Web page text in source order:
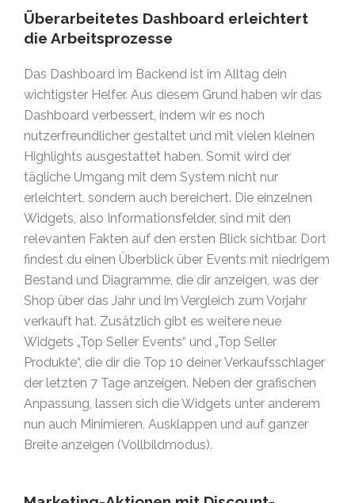
Überarbeitetes Dashboard erleichtert
die Arbeitsprozesse
Das Dashboard im Backend ist im Alltag dein
wichtigster Helfer. Aus diesem Grund haben wir das
Dashboard verbessert, indem wir es noch
nutzerfreundlicher gestaltet und mit vielen kleinen
Highlights ausgestattet haben. Somit wird der
tägliche Umgang mit dem System nicht nur
erleichtert, sondern auch bereichert. Die einzelnen
Widgets, also Informationsfelder, sind mit den
relevanten Fakten auf den ersten Blick sichtbar. Dort
findest du einen Überblick über Events mit niedrigem
Bestand und Diagramme, die dir anzeigen, was der
Shop über das Jahr und im Vergleich zum Vorjahr
verkauft hat. Zusätzlich gibt es weitere neue
Widgets „Top Seller Events“ und „Top Seller
Produkte“, die dir die Top 10 deiner Verkaufsschlager
der letzten 7 Tage anzeigen. Neben der grafischen
Anpassung, lassen sich die Widgets unter anderem
nun auch Minimieren, Ausklappen und auf ganzer
Breite anzeigen (Vollbildmodus).